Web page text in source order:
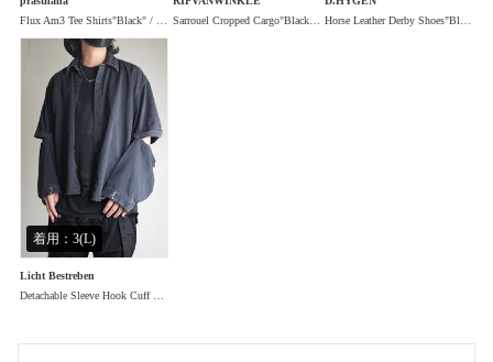
Sarrouel Cropped Cargo"Black" / サルエルクロップドカーゴ"ブラック"
着用：3(L)
Licht Bestreben